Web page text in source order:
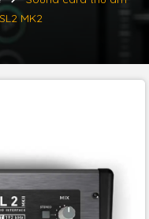
MK2